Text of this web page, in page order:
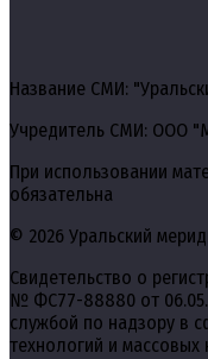
Название СМИ:
Учредитель СМИ: ООО
При использовании
обязательна
© 2026 Уральский
Свидетельство о
№ ФС77-88880 от
службой по надзору в
технологий и